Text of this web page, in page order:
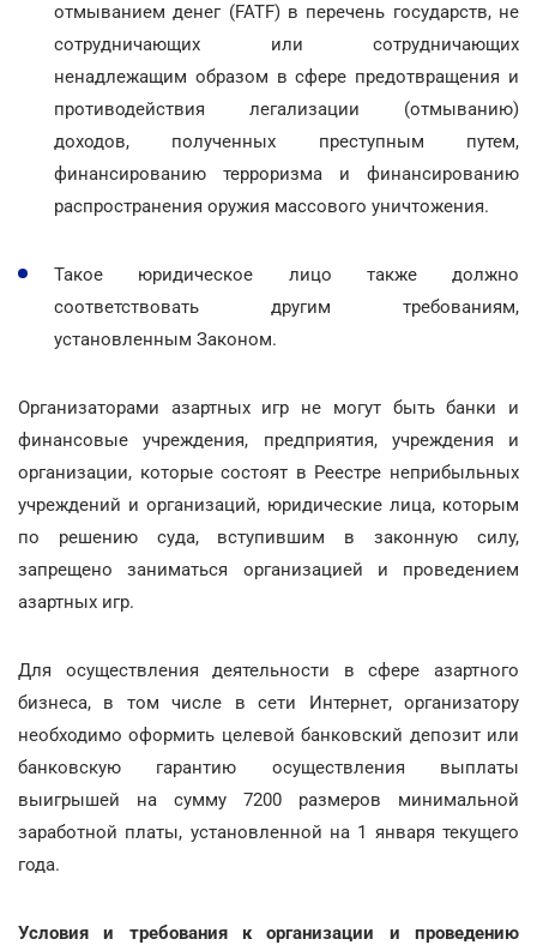
отмыванием денег (FATF) в перечень государств, не
сотрудничающих или сотрудничающих
ненадлежащим образом в сфере предотвращения и
противодействия легализации (отмыванию)
доходов, полученных преступным путем,
финансированию терроризма и финансированию
распространения оружия массового уничтожения.
Такое юридическое лицо также должно
соответствовать другим требованиям,
установленным Законом.
Организаторами азартных игр не могут быть банки и
финансовые учреждения, предприятия, учреждения и
организации, которые состоят в Реестре неприбыльных
учреждений и организаций, юридические лица, которым
по решению суда, вступившим в законную силу,
запрещено заниматься организацией и проведением
азартных игр.
Для осуществления деятельности в сфере азартного
бизнеса, в том числе в сети Интернет, организатору
необходимо оформить целевой банковский депозит или
банковскую гарантию осуществления выплаты
выигрышей на сумму 7200 размеров минимальной
заработной платы, установленной на 1 января текущего
года.
Условия и требования к организации и проведению